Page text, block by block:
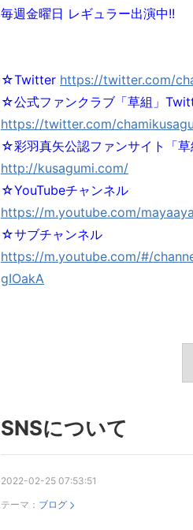
毎週金曜日 レギュラー出演中!!
☆Twitter https://twitter.com/
☆公式ファンクラブ「草組」
https://twitter.com/
☆彩羽真矢公認ファンサイト「草
http://kusagumi.com/
☆YouTubeチャンネル
https://m.youtube.com/
☆サブチャンネル
https://m.youtube.com/#/
gIOakA
SNSについて
2022-02-25 07:53:51
テーマ： ブログ